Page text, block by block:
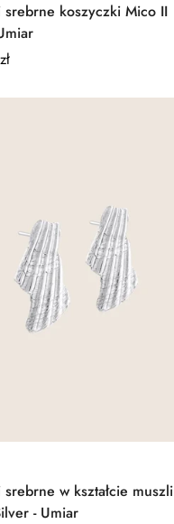
srebrne koszyczki Mico II
w kształcie muszli
- Umiar